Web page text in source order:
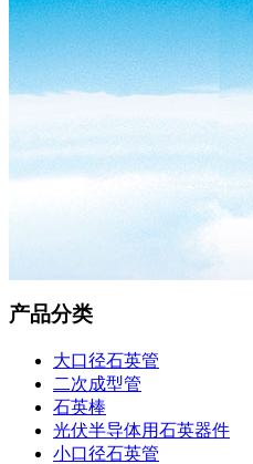
产品分类
大口径石英管
二次成型管
石英棒
光伏半导体用石英器件
小口径石英管